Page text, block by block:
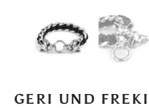
GERI UND